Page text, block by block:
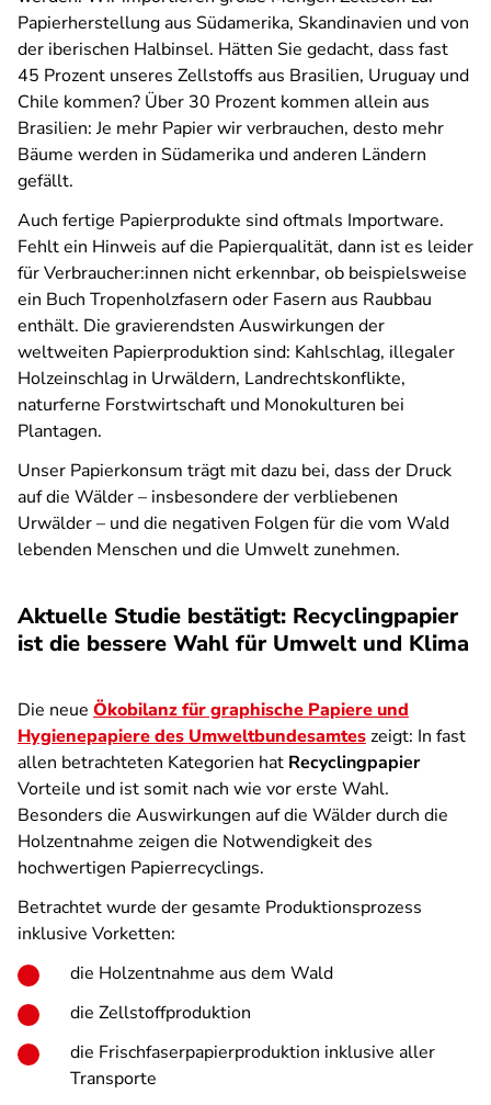
Papierherstellung aus Südamerika, Skandinavien und von
der iberischen Halbinsel. Hätten Sie gedacht, dass fast
45 Prozent unseres Zellstoffs aus Brasilien, Uruguay und
Chile kommen? Über 30 Prozent kommen allein aus
Brasilien: Je mehr Papier wir verbrauchen, desto mehr
Bäume werden in Südamerika und anderen Ländern
gefällt.
Auch fertige Papierprodukte sind oftmals Importware.
Fehlt ein Hinweis auf die Papierqualität, dann ist es leider
für Verbraucher:innen nicht erkennbar, ob beispielsweise
ein Buch Tropenholzfasern oder Fasern aus Raubbau
enthält. Die gravierendsten Auswirkungen der
weltweiten Papierproduktion sind: Kahlschlag, illegaler
Holzeinschlag in Urwäldern, Landrechtskonflikte,
naturferne Forstwirtschaft und Monokulturen bei
Plantagen.
Unser Papierkonsum trägt mit dazu bei, dass der Druck
auf die Wälder – insbesondere der verbliebenen
Urwälder – und die negativen Folgen für die vom Wald
lebenden Menschen und die Umwelt zunehmen.
Aktuelle Studie bestätigt: Recyclingpapier
ist die bessere Wahl für Umwelt und Klima
Die neue Ökobilanz für graphische Papiere und
Hygienepapiere des Umweltbundesamteszeigt: In fast
allen betrachteten Kategorien hat Recyclingpapier
Vorteile und ist somit nach wie vor erste Wahl.
Besonders die Auswirkungen auf die Wälder durch die
Holzentnahme zeigen die Notwendigkeit des
hochwertigen Papierrecyclings.
Betrachtet wurde der gesamte Produktionsprozess
inklusive Vorketten:
die Holzentnahme aus dem Wald
die Zellstoffproduktion
die Frischfaserpapierproduktion inklusive aller
Transporte